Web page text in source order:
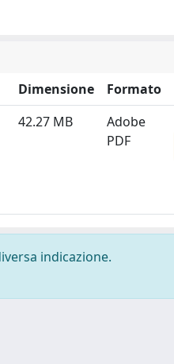
Dimensione
Formato
42.27 MB
Adobe
PDF
indicazione.